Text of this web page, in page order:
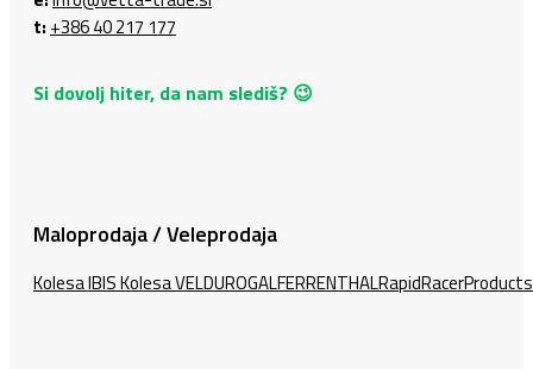
t: +386 40 217 177
Si dovolj hiter, da nam slediš? 😉
Maloprodaja / Veleprodaja
Kolesa IBISKolesa VELDUROGALFERRENTHALRapidRacerProducts